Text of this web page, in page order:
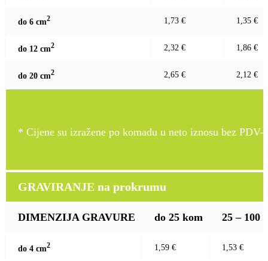
do 6 cm2 1,73 € 1,35 €
do 12 cm2 2,32 € 1,86 €
do 20 cm2 2,65 € 2,12 €
* Cijene su izražene po komadu u neto iznosu bez PDV-
GRAVIRANJE na prokrumu
DIMENZIJA GRAVURE do 25 kom 25 – 100
do 4 cm2 1,59 € 1,53 €